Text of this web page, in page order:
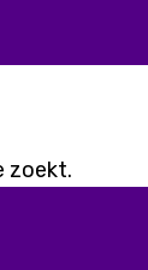
zoekt.